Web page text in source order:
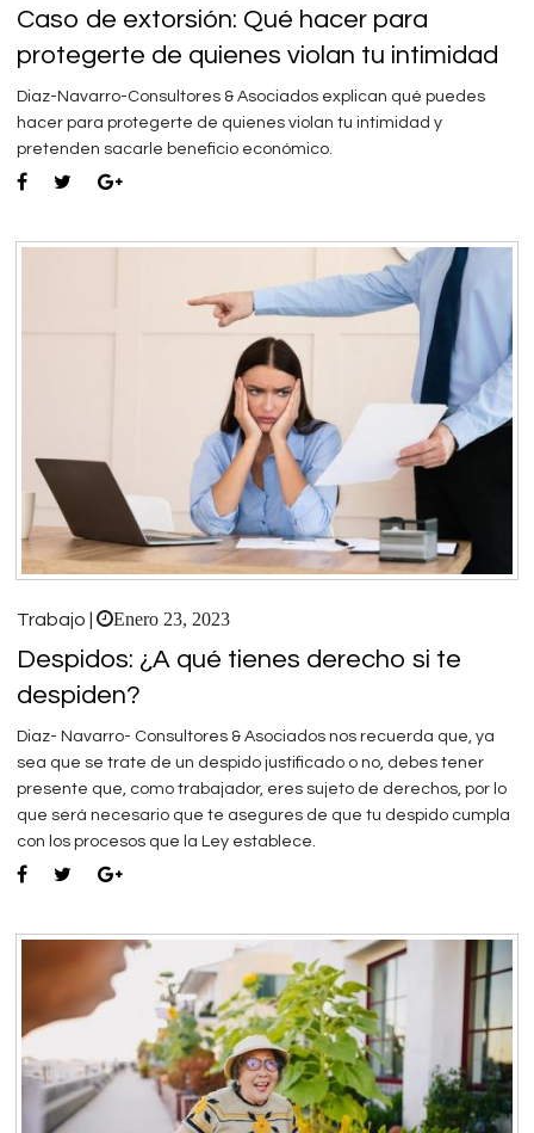
Caso de extorsión: Qué hacer para
protegerte de quienes violan tu intimidad
Diaz-Navarro-Consultores & Asociados explican qué puedes
hacer para protegerte de quienes violan tu intimidad y
pretenden sacarle beneficio económico.
Trabajo | Enero 23, 2023
Despidos: ¿A qué tienes derecho si te
despiden?
Diaz- Navarro- Consultores & Asociados nos recuerda que, ya
sea que se trate de un despido justificado o no, debes tener
presente que, como trabajador, eres sujeto de derechos, por lo
que será necesario que te asegures de que tu despido cumpla
con los procesos que la Ley establece.